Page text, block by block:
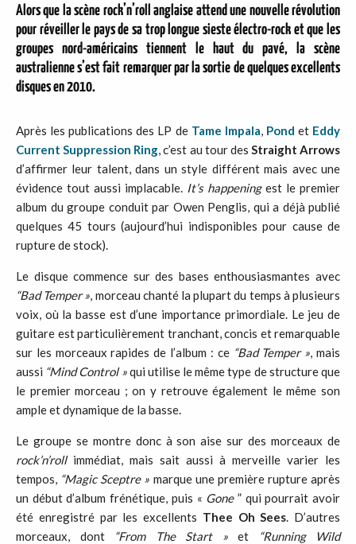
Alors que la scène rock’n’roll anglaise attend une nouvelle révolution
pour réveiller le pays de sa trop longue sieste électro-rock et que les
groupes nord-américains tiennent le haut du pavé, la scène
australienne s’est fait remarquer par la sortie de quelques excellents
disques en 2010.
Après les publications des LP de Tame Impala, Pond et Eddy
Current Suppression Ring, c’est au tour des Straight Arrows
d’affirmer leur talent, dans un style différent mais avec une
évidence tout aussi implacable. It’s happeningest le premier
album du groupe conduit par Owen Penglis, qui a déjà publié
quelques 45 tours (aujourd’hui indisponibles pour cause de
rupture de stock).
Le disque commence sur des bases enthousiasmantes avec
“Bad Temper », morceau chanté la plupart du temps à plusieurs
voix, où la basse est d’une importance primordiale. Le jeu de
guitare est particulièrement tranchant, concis et remarquable
sur les morceaux rapides de l’album : ce “Bad Temper », mais
aussi “Mind Control»qui utilise le même type de structure que
le premier morceau ; on y retrouve également le même son
ample et dynamique de la basse.
Le groupe se montre donc à son aise sur des morceaux de
rock’n’rollimmédiat, mais sait aussi à merveille varier les
tempos, “Magic Sceptre » marque une première rupture après
un début d’album frénétique, puis « Gone” qui pourrait avoir
été enregistré par les excellents Thee Oh Sees. D’autres
morceaux, dont
“From The Start » et
“Running Wild